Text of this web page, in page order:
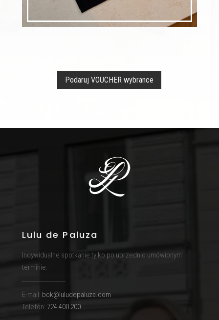
Podaruj VOUCHER wybrance
Lulu de Paluza
Indywidualne spotkanie tylko po uprzednio umówionym
terminie:
E-mail: bok@luludepaluza.com
Telefon: 724 400 200